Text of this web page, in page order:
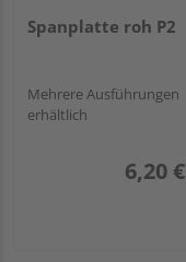
Spanplatte roh P2
Mehrere Ausführungen
erhältlich
6,20 €